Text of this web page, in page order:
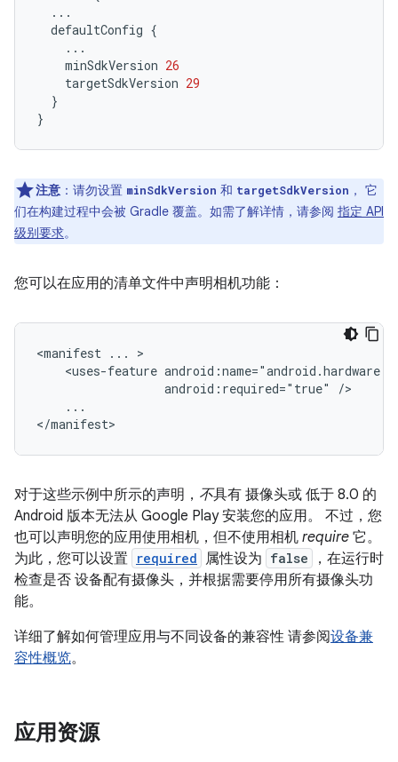
...
defaultConfig {
...
minSdkVersion 26
targetSdkVersion 29
}
}
注意 ：请勿设置 minSdkVersion 和 targetSdkVersion ， 它
们在构建过程中会被 Gradle 覆盖。如需了解详情，请参阅 指定 API
级别要求。
您可以在应用的清单文件中声明相机功能：
<manifest ...
<uses-feature
android:required="true"
...
</manifest>
对于这些示例中所示的声明， 不具有 摄像头或 低于 8.0 的
Android 版本无法从 Google Play 安装您的应用。 不过，您
也可以声明您的应用使用相机，但不使用相机 require 它。
为此，您可以设置 required 属性设为 false
，在运行时
检查是否 设备配有摄像头，并根据需要停用所有摄像头功
能。
详细了解如何管理应用与不同设备的兼容性 请参阅设备兼
容性概览。
应用资源